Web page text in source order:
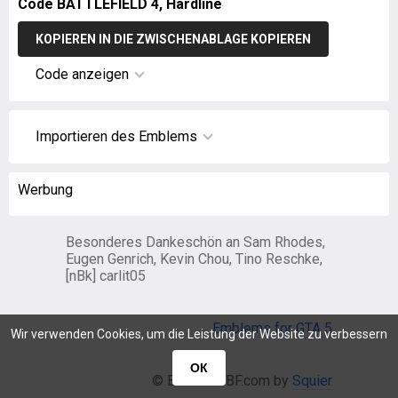
Wir verwenden Cookies, um die Leistung der Website zu verbessern
ОК
Code BATTLEFIELD 4, Hardline
KOPIEREN IN DIE ZWISCHENABLAGE KOPIEREN
Code anzeigen
Importieren des Emblems
Werbung
Besonderes Dankeschön an Sam Rhodes,
Eugen Genrich, Kevin Chou, Tino Reschke,
[nBk] carlit05
Emblems for GTA 5
© EmblemsBF.com by Squier